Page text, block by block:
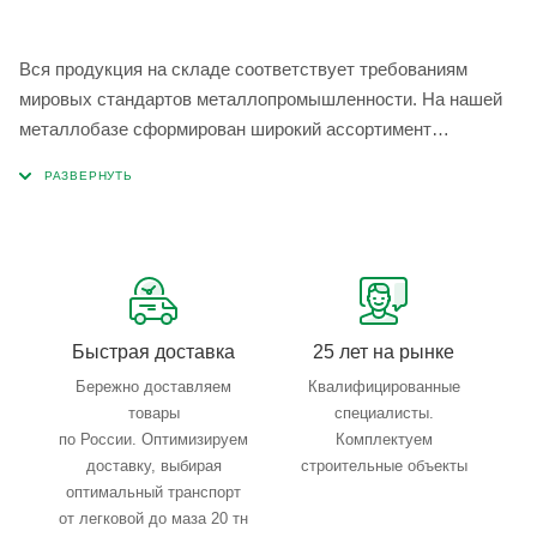
Вся продукция на складе соответствует требованиям
мировых стандартов металлопромышленности. На нашей
металлобазе сформирован широкий ассортимент
Быстрая доставка
Бережно доставляем
товары
по России. Оптимизируем
доставку, выбирая
оптимальный транспорт
от легковой до маза 20 тн
25 лет на рынке
Квалифицированные
специалисты.
Комплектуем
строительные объекты